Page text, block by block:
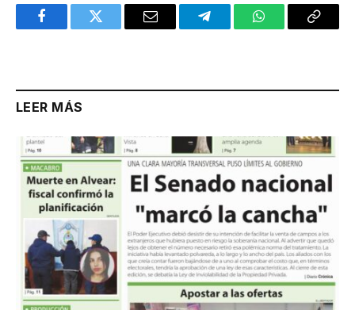
FacebookTwitter Email TelegramWhatsAppCopy
LEER MÁS